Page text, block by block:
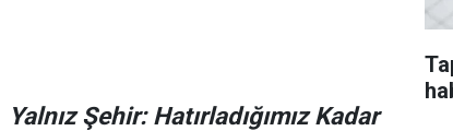
Yalnız Şehir: Hatırladığımız Kadar